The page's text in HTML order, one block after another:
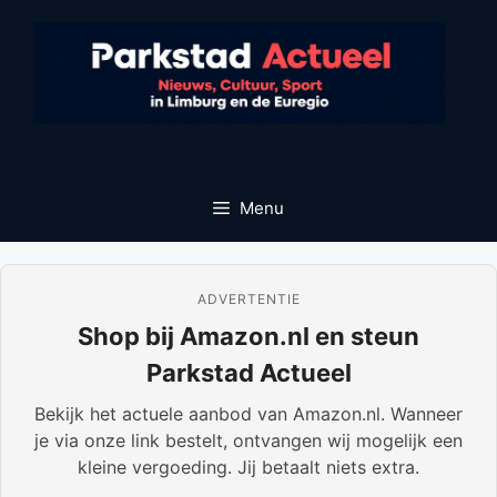
Menu
ADVERTENTIE
Shop bij Amazon.nl en steun
Parkstad Actueel
Bekijk het actuele aanbod van Amazon.nl. Wanneer
je via onze link bestelt, ontvangen wij mogelijk een
kleine vergoeding. Jij betaalt niets extra.